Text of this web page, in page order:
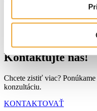
Kontaktujte nás!
Chcete zistiť viac?
konzultáciu.
KONTAKTOVAŤ